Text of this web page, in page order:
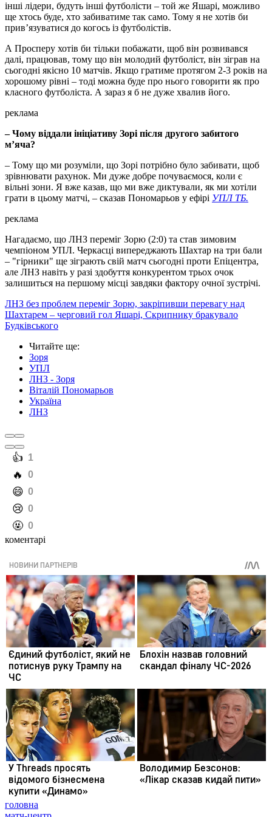
інші лідери, будуть інші футболісти – той же Яшарі, можливо
ще хтось буде, хто забиватиме так само. Тому я не хотів би
прив’язуватися до когось із футболістів.
А Просперу хотів би тільки побажати, щоб він розвивався
далі, працював, тому що він молодий футболіст, він зіграв на
сьогодні якісно 10 матчів. Якщо гратиме протягом 2-3 років на
хорошому рівні – тоді можна буде про нього говорити як про
класного футболіста. А зараз я б не дуже хвалив його.
реклама
– Чому віддали ініціативу Зорі після другого забитого
м’яча?
– Тому що ми розуміли, що Зорі потрібно було забивати, щоб
зрівнювати рахунок. Ми дуже добре почуваємося, коли є
вільні зони. Я вже казав, що ми вже диктували, як ми хотіли
грати в цьому матчі, – сказав Пономарьов у ефірі УПЛ ТБ.
реклама
Нагадаємо, що ЛНЗ переміг Зорю (2:0) та став зимовим
чемпіоном УПЛ. Черкасці випереджають Шахтар на три бали
– "гірники" ще зіграють свій матч сьогодні проти Епіцентра,
але ЛНЗ навіть у разі здобуття конкурентом трьох очок
залишиться на першому місці завдяки фактору очної зустрічі.
ЛНЗ без проблем переміг Зорю, закріпивши перевагу над
Шахтарем – черговий гол Яшарі, Скрипнику бракувало
Будківського
Читайте ще:
Зоря
УПЛ
ЛНЗ - Зоря
Віталій Пономарьов
Україна
ЛНЗ
️👍 1
️🔥 0
️😄 0
️😢 0
️🤬 0
коментарі
головна